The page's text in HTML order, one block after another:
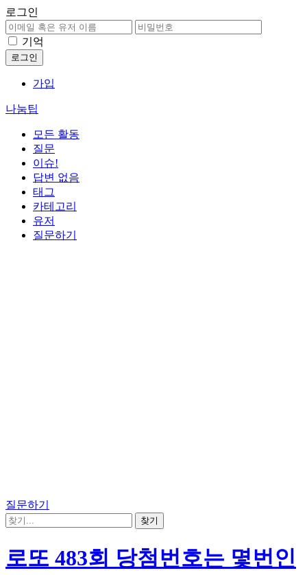
로그인
기억
가입
나눔팁
모든 활동
질문
이슈!
답변 없음
태그
카테고리
유저
질문하기
질문하기
로또 483회 당첨번호는 몇번인